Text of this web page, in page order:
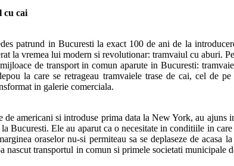
cu cai
patrund in Bucuresti la exact 100 de ani de la
la vremea lui modern si revolutionar: tramvaiul cu aburi.
de transport in comun aparute in Bucuresti:
la care se retrageau tramvaiele trase de cai, cel de pe
in galerie comerciala.
de americani si introduse prima data la New York, au ajuns
Bucuresti. Ele au aparut ca o necesitate in conditiile in
oraselor nu-si permiteau sa se deplaseze de acasa
nascut transportul in comun si primele societati municipale